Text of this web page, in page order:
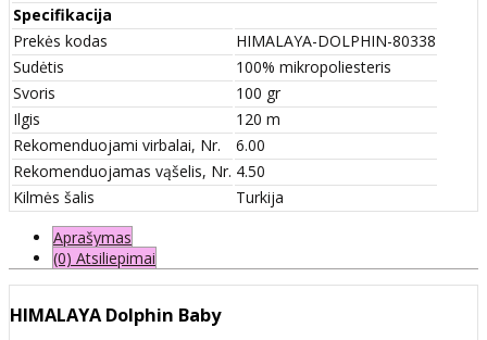
Specifikacija
Prekės kodas
HIMALAYA-DOLPHIN-80338
Sudėtis
100% mikropoliesteris
Svoris
100 gr
Ilgis
120 m
Rekomenduojami virbalai, Nr.
6.00
Rekomenduojamas vąšelis, Nr. 4.50
Kilmės šalis
Turkija
Aprašymas
(0) Atsiliepimai
HIMALAYA Dolphin Baby